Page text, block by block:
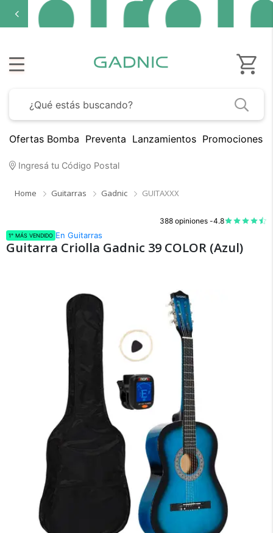
Ofertas Bomba Preventa Lanzamientos Promociones
Ingresá tu Código Postal
Home Guitarras Gadnic GUITAXXX
388 opiniones -4.8
1° MÁS VENDIDO En Guitarras
Guitarra Criolla Gadnic 39 COLOR (Azul)